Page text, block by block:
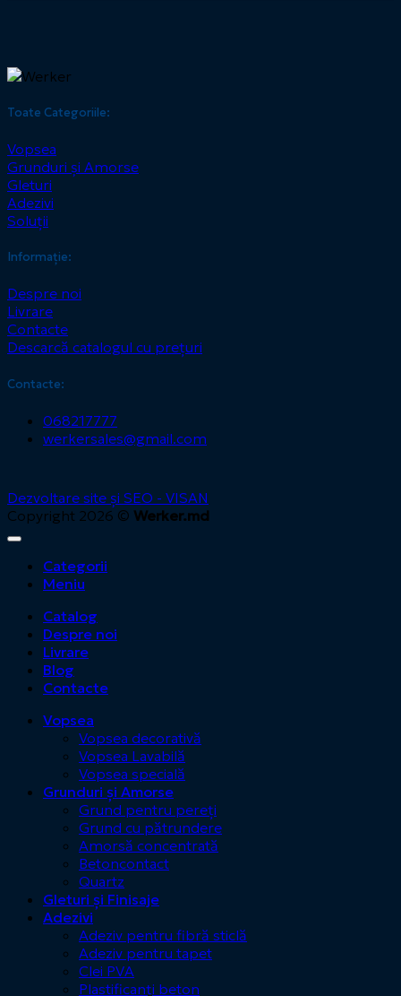
Toate Categoriile:
Vopsea
Grunduri și Amorse
Gleturi
Adezivi
Soluții
Informație:
Despre noi
Livrare
Contacte
Descarcă catalogul cu prețuri
Contacte:
068217777
werkersales@gmail.com
Dezvoltare site și SEO - VISAN
Copyright 2026 © Werker.md
Categorii
Meniu
Catalog
Despre noi
Livrare
Blog
Contacte
Vopsea
Vopsea decorativă
Vopsea Lavabilă
Vopsea specială
Grunduri și Amorse
Grund pentru pereți
Grund cu pătrundere
Amorsă concentrată
Betoncontact
Quartz
Gleturi și Finisaje
Adezivi
Adeziv pentru fibră sticlă
Adeziv pentru tapet
Clei PVA
Plastificanți beton